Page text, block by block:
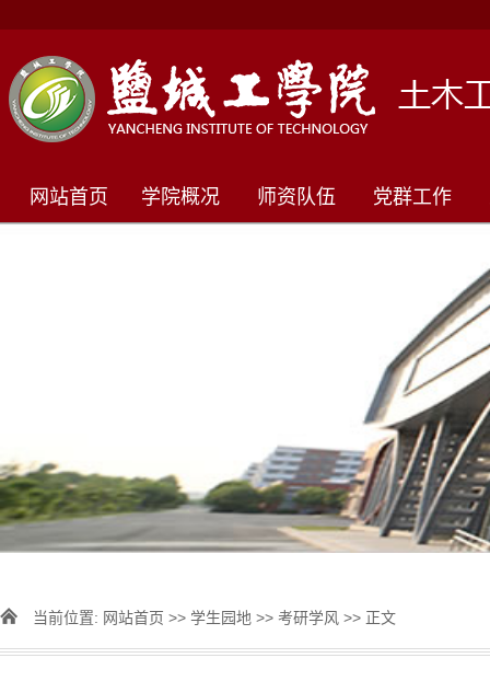
网站首页 学院概况 师资队伍 党群工作
当前位置: 网站首页 >> 学生园地 >> 考研学风 >> 正文